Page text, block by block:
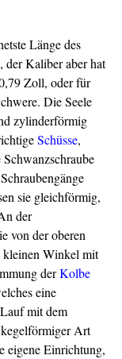
Länge des
, der Kaliber aber hat
Zoll, oder für
Die Seele
zylinderförmig
Schüsse,
sie gleichförmig,
der
von der oberen
kleinen Winkel mit
derKolbe
eine
mit dem
Art
eigene Einrichtung,